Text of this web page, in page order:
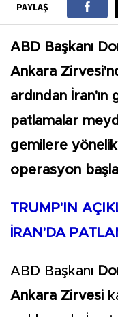
PAYLAŞ
ABD Başkanı
Ankara
ardından
patlamalar
gemilere
operasyon
TRUMP'IN
İRAN'DA
ABD Başkanı
Ankara Zirvesi